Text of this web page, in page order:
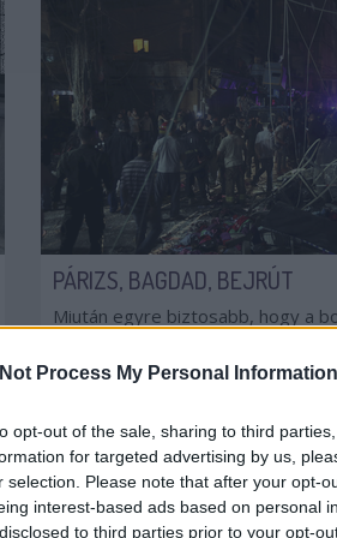
Process My Personal Information
opt-out of the sale, sharing to third
for targeted advertising by us,
selection. Please note that after your opt-
interest-based ads based on personal
to third parties prior to your opt-
PÁRIZS, BAGDAD, BEJRÚT
Miután egyre biztosabb, hogy a
nehéz egyedül kezelni a
PÁRIZS BAGDAD
TERRORIZMUS
JÁMBORANDRÁS
2015. 11. 14.